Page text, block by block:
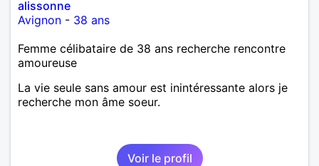
alissonne
Avignon - 38 ans
Femme célibataire de 38 ans recherche rencontre
amoureuse
La vie seule sans amour est inintéressante alors je
recherche mon âme soeur.
Voir le profil